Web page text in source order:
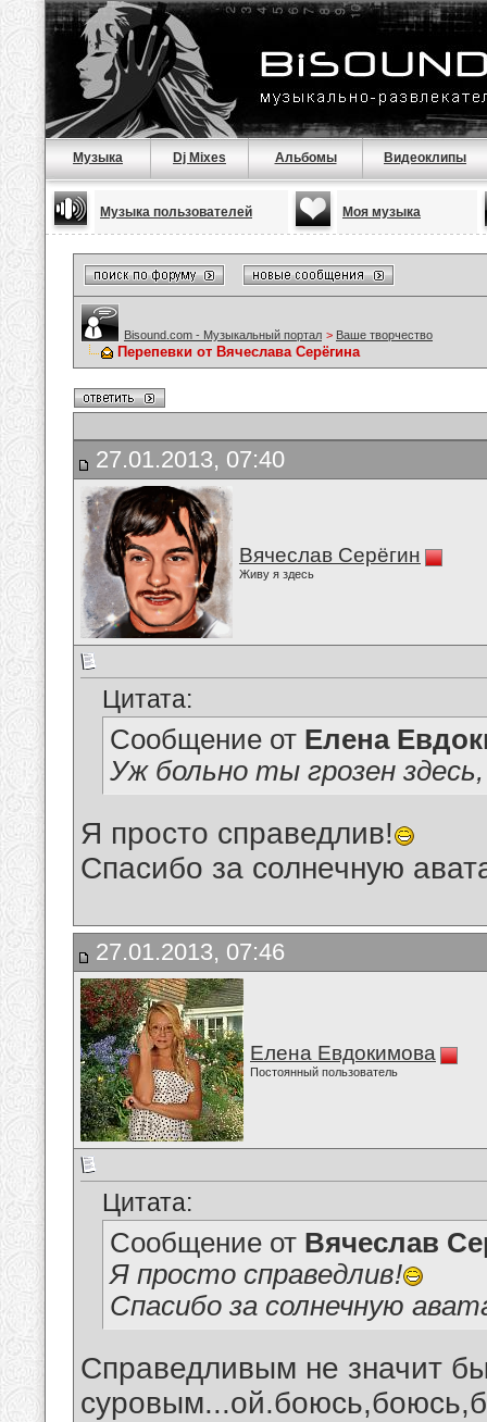
Музыка Dj Mixes Альбомы Видеоклипы
Музыка пользователей Моя музыка
Bisound.com - Музыкальный портал > Ваше творчество
Перепевки от Вячеслава Серёгина
27.01.2013, 07:40
Вячеслав Серёгин
Живу я здесь
Цитата:
Сообщение от Елена
Уж больно ты грозен
Я просто справедлив!
Спасибо за солнечную
27.01.2013, 07:46
Елена Евдокимова
Постоянный пользователь
Цитата:
Сообщение от Вячеслав
Я просто справедлив!
Спасибо за солнечную
Справедливым не значит